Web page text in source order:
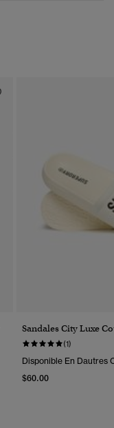
Sandales City Luxe
(1)
Disponible En Dautres
$60.00